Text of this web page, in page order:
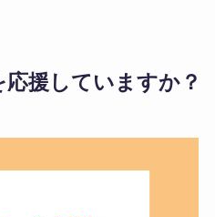
応援していますか？